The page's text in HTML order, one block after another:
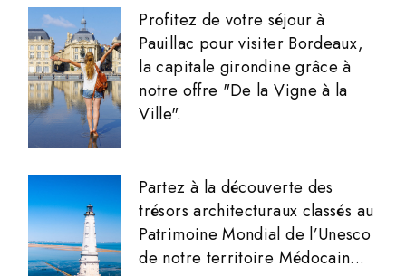
Profitez de votre séjour à
Pauillac pour visiter Bordeaux,
la capitale girondine grâce à
notre offre "De la Vigne à la
Ville".
Partez à la découverte des
trésors architecturaux classés au
Patrimoine Mondial de l’Unesco
de notre territoire Médocain...